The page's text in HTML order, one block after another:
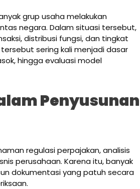
grup usaha melakukan
negara. Dalam situasi tersebut,
distribusi fungsi, dan tingkat
sering kali menjadi dasar
hingga evaluasi model
Penyusunan
regulasi perpajakan, analisis
perusahaan. Karena itu, banyak
dokumentasi yang patuh secara